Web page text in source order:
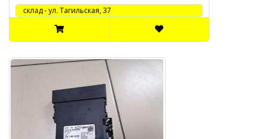
cклад - ул. Тагильская, 37